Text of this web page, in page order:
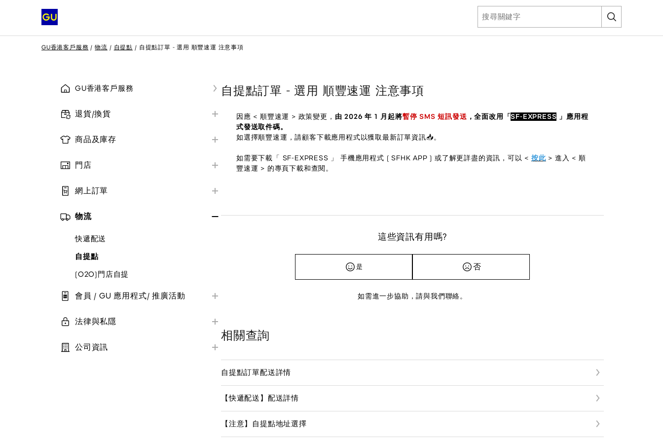
GU香港客戶服務 物流 自提點 自提點訂單 - 選用 順豐速運 注意事項
GU香港客戶服務
退貨/換貨
官網購買
商品及庫存
GU 大量購買
門店
付款方式
網上訂單
訂單狀態及更改
物流
快遞配送
自提點
(O2O)門店自提
會員 / GU 應用程式/ 推廣活動
推廣活動及優惠劵
電子報
法律與私隱
條款及細則
公司資訊
自提點訂單 - 選用 順豐速運 注意事項
因應 < 順豐速運 > 政策變更， 由 2026 年 1 月起將暫停 SMS 短訊發送 ，全面改用「SF-EXPRESS 」應用程
式發送取件碼。
如選擇順豐速運，請顧客下載應用程式以獲取最新訂單資訊📥。
如需要下載「 SF-EXPRESS 」 手機應用程式 ( SFHK APP ) 或了解更詳盡的資訊，可以 <按此> 進入 < 順
豐速運 > 的專頁下載和查閱。
這些資訊有用嗎?
是 否
如需進一步協助，請與我們聯絡。
相關查詢
自提點訂單配送詳情
【快遞配送】配送詳情
【注意】自提點地址選擇